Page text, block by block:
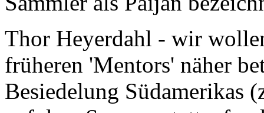
- wir
früheren 'Mentors' näher
Besiedelung Südamerikas
auf dem Seeweg